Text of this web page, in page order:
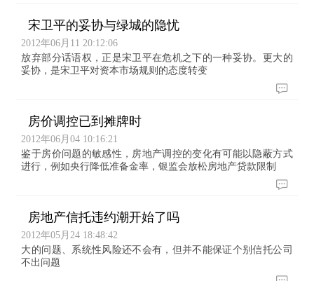
宋卫平的妥协与绿城的隐忧
2012年06月11 20:12:06
放弃部分话语权，正是宋卫平在危机之下的一种妥协。更大的
妥协，是宋卫平对资本市场规则的态度转变
房价调控已到摊牌时
2012年06月04 10:16:21
鉴于房价问题的敏感性，房地产调控的变化有可能以隐蔽方式
进行，例如央行降低准备金率，银监会放松房地产贷款限制
房地产信托违约潮开始了吗
2012年05月24 18:48:42
大的问题、系统性风险还不会有，但并不能保证个别信托公司
不出问题